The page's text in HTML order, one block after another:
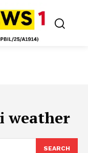
weather
SEARCH